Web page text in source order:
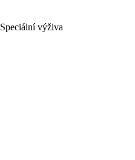
Speciální výživa